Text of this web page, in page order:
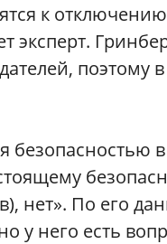
к
эксперт.
поэтому
в
нет». По его
у него есть